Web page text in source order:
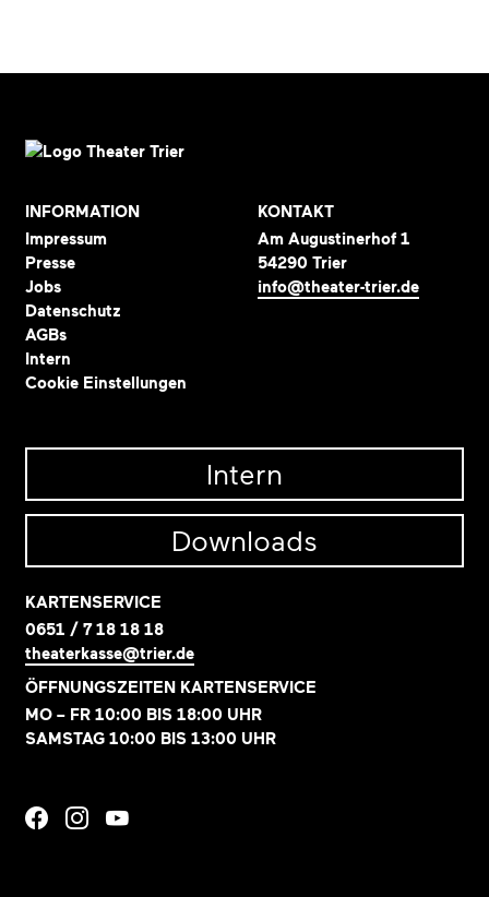
INFORMATION
Impressum
Presse
Jobs
Datenschutz
AGBs
Intern
Cookie Einstellungen
KONTAKT
Am Augustinerhof 1
54290 Trier
info@theater-trier.de
Intern
Downloads
KARTENSERVICE
0651 / 7 18 18 18
theaterkasse@trier.de
ÖFFNUNGSZEITEN KARTENSERVICE
MO – FR 10:00 BIS 18:00 UHR
SAMSTAG 10:00 BIS 13:00 UHR